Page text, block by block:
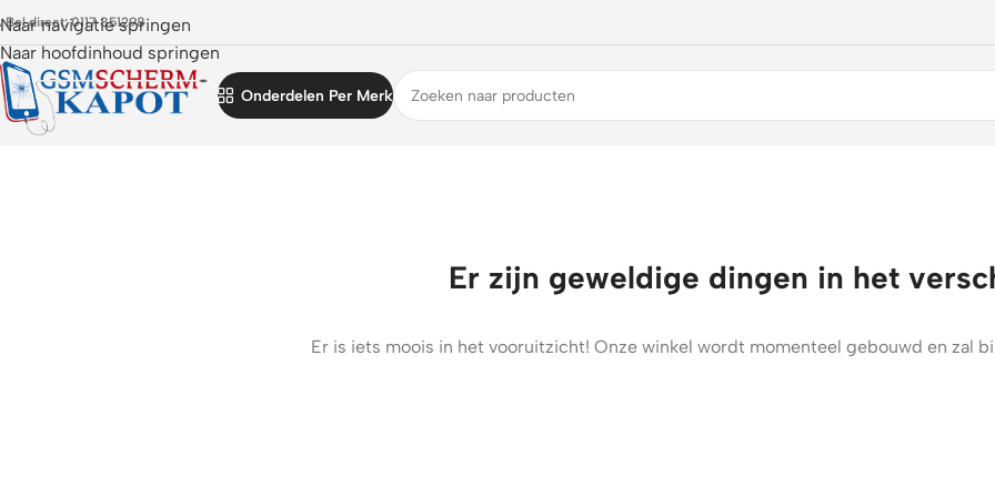
Naar navigatie springen
Naar hoofdinhoud springen
Bel direct: 0117 851298
Onderdelen Per Merk
Er zijn geweldige dingen in het
Er is iets moois in het vooruitzicht! Onze winkel wordt momenteel gebouwd en zal